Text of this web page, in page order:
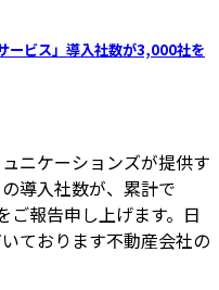
ービス」導入社数が3,000社を
ニケーションズが提供す
導入社数が、累計で
ご報告申し上げます。日
ております不動産会社の